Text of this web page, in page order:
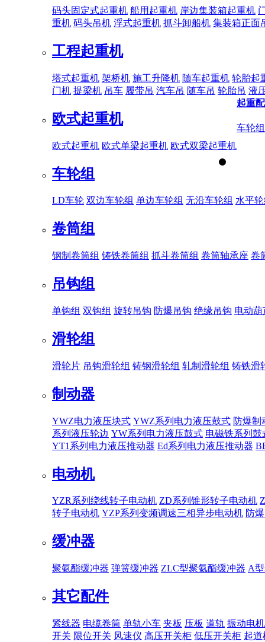
码头固定式起重机 船用起重机 岸边集装箱起重机
重机 码头吊机 浮式起重机 抓斗卸船机 集装箱正面
工程起重机
塔式起重机 架桥机 施工升降机 随车起重机 轮胎起
门机 提梁机 吊车 履带吊 汽车吊 随车吊 轮胎吊 液
欧式起重机
欧式起重机 欧式单梁起重机 欧式双梁起重机
起重
车轮组
车轮组
LD车轮 双边车轮组 单边车轮组 无沿车轮组 水平
卷筒组
钢制卷筒组 铸铁卷筒组 抓斗卷筒组 卷筒轴承座 卷
吊钩组
单钩组 双钩组 旋转吊钩 防爆吊钩 绝缘吊钩 电动
滑轮组
滑轮片 吊钩滑轮组 铸钢滑轮组 轧制滑轮组 铸铁滑
制动器
YWZ电力液压块式 YWZ系列电力液压鼓式 防爆制
系列液压轮边 YW系列电力液压鼓式 电磁铁系列鼓
YT1系列电力液压推动器 Ed系列电力液压推动器
电动机
YZR系列绕线转子电动机 ZD系列锥形转子电动机
转子电动机 YZP系列变频调速三相异步电动机 防
缓冲器
聚氨酯缓冲器 弹簧缓冲器 ZLC型聚氨酯缓冲器 A
其它配件
紧线器 电缆卷筒 单轨小车 夹板 压板 道轨 振动电机
开关 限位开关 风速仪 高压开关柜 低压开关柜 起道